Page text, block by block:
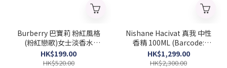
Burberry 巴寶莉 粉紅風格
(粉紅戀歌)女士淡香水
100ml (簡裝) (Barcode:
3614226905239)
HK$199.00
HK$520.00
Nishane Hacivat 真我 中性
香精 100ML (Barcode:
8683608071225)
HK$1,299.00
HK$2,300.00